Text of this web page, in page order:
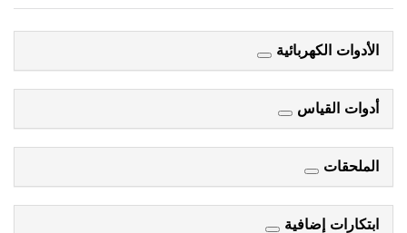
الأدوات الكهربائية
أدوات القياس
الملحقات
ابتكارات إضافية